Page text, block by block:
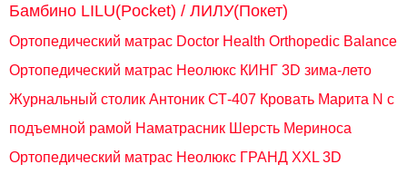
Бамбино LILU(Pocket) / ЛИЛУ(Покет)
Ортопедический матрас Doctor Health Orthopedic Balance
Ортопедический матрас Неолюкс КИНГ 3D зима-лето
Журнальный столик Антоник СТ-407 Кровать Марита N с
подъемной рамой Наматрасник Шерсть Мериноса
Ортопедический матрас Неолюкс ГРАНД XXL 3D